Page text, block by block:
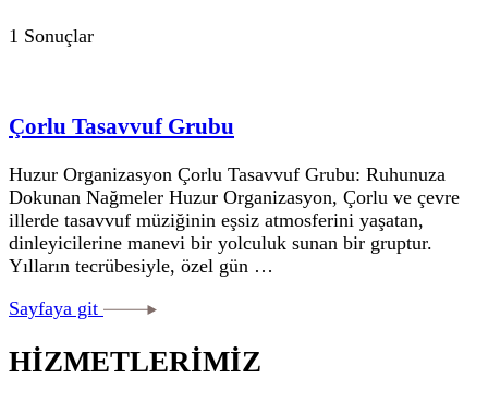
1 Sonuçlar
Çorlu Tasavvuf Grubu
Huzur Organizasyon Çorlu Tasavvuf Grubu: Ruhunuza
Dokunan Nağmeler Huzur Organizasyon, Çorlu ve çevre
illerde tasavvuf müziğinin eşsiz atmosferini yaşatan,
dinleyicilerine manevi bir yolculuk sunan bir gruptur.
Yılların tecrübesiyle, özel gün …
Sayfaya git
HİZMETLERİMİZ